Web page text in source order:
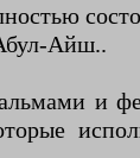
Айш..
и